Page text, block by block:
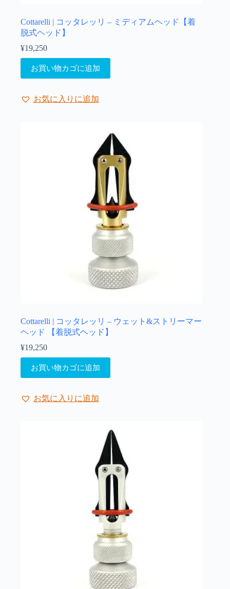
Cottarelli | コッタレッリ – ミディアムヘッド【着
脱式ヘッド】
¥19,250
お買い物カゴに追加
お気に入りに追加
Cottarelli | コッタレッリ – ウェット&ストリーマー
ヘッド 【着脱式ヘッド】
¥19,250
お買い物カゴに追加
お気に入りに追加